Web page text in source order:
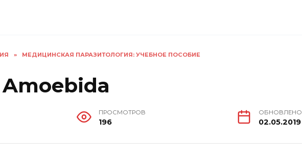
» МЕДИЦИНСКАЯ ПАРАЗИТОЛОГИЯ: УЧЕБНОЕ ПОСОБИЕ
ПРОСМОТРОВ
196
ОБНОВЛЕНО
02.05.2019